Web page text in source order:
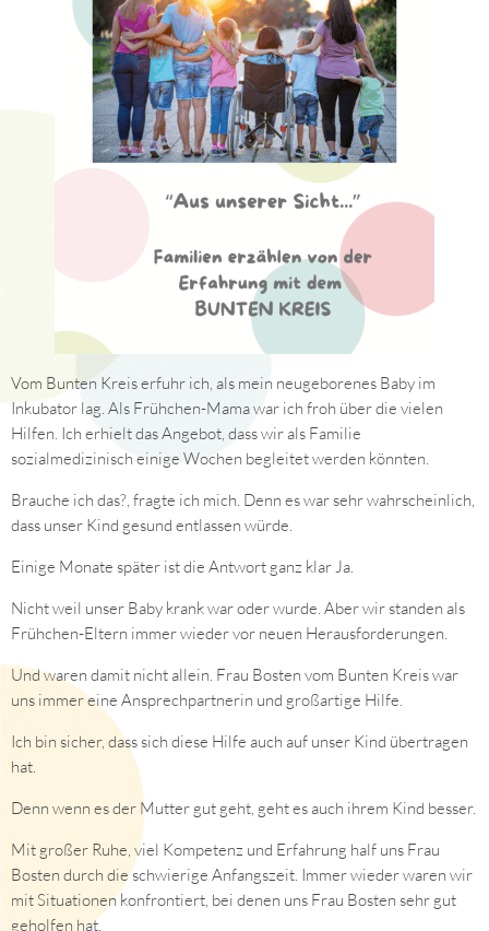
Vom Bunten Kreis erfuhr ich, als mein neugeborenes Baby im
Inkubator lag. Als Frühchen-Mama war ich froh über die vielen
Hilfen. Ich erhielt das Angebot, dass wir als Familie
sozialmedizinisch einige Wochen begleitet werden könnten.
Brauche ich das?, fragte ich mich. Denn es war sehr wahrscheinlich,
dass unser Kind gesund entlassen würde.
Einige Monate später ist die Antwort ganz klar Ja.
Nicht weil unser Baby krank war oder wurde. Aber wir standen als
Frühchen-Eltern immer wieder vor neuen Herausforderungen.
Und waren damit nicht allein. Frau Bosten vom Bunten Kreis war
uns immer eine Ansprechpartnerin und großartige Hilfe.
Ich bin sicher, dass sich diese Hilfe auch auf unser Kind übertragen
hat.
Denn wenn es der Mutter gut geht, geht es auch ihrem Kind besser.
Mit großer Ruhe, viel Kompetenz und Erfahrung half uns Frau
Bosten durch die schwierige Anfangszeit. Immer wieder waren wir
mit Situationen konfrontiert, bei denen uns Frau Bosten sehr gut
geholfen hat.